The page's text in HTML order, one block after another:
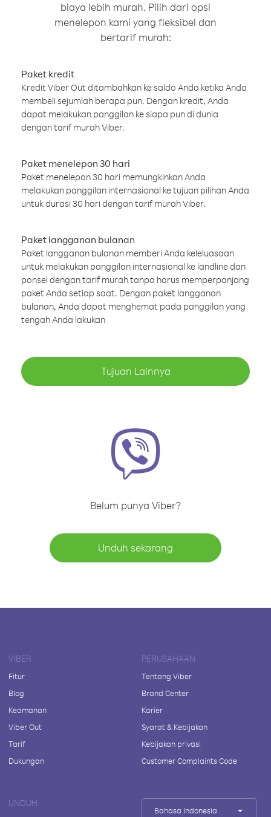
biaya lebih murah. Pilih dari opsi
menelepon kami yang fleksibel dan
bertarif murah:
Paket kredit
Kredit Viber Out ditambahkan ke saldo Anda ketika Anda
membeli sejumlah berapa pun. Dengan kredit, Anda
dapat melakukan panggilan ke siapa pun di dunia
dengan tarif murah Viber.
Paket menelepon 30 hari
Paket menelepon 30 hari memungkinkan Anda
melakukan panggilan internasional ke tujuan pilihan Anda
untuk durasi 30 hari dengan tarif murah Viber.
Paket langganan bulanan
Paket langganan bulanan memberi Anda keleluasaan
untuk melakukan panggilan internasional ke landline dan
ponsel dengan tarif murah tanpa harus memperpanjang
paket Anda setiap saat. Dengan paket langganan
bulanan, Anda dapat menghemat pada panggilan yang
tengah Anda lakukan
Tujuan Lainnya
Belum punya Viber?
Unduh sekarang
VIBER
Fitur
Blog
Keamanan
Viber Out
Tarif
Dukungan
PERUSAHAAN
Tentang Viber
Brand Center
Karier
Syarat & Kebijakan
Kebijakan privasi
Customer Complaints Code
UNDUH
Bahasa Indonesia